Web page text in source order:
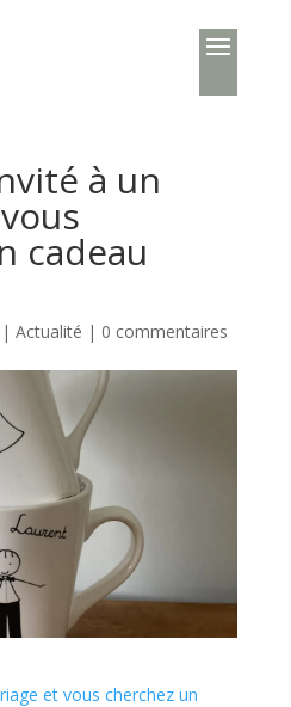
à un
cadeau
Actualité | 0 commentaires
et vous cherchez un